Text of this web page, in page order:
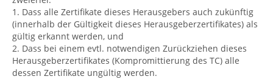
1. Dass alle Zertifikate dieses Herausgebers auch zukünftig
(innerhalb der Gültigkeit dieses Herausgeberzertifikates) als
gültig erkannt werden, und
2. Dass bei einem evtl. notwendigen Zurückziehen dieses
Herausgeberzertifikates (Kompromittierung des TC) alle
dessen Zertifikate ungültig werden.